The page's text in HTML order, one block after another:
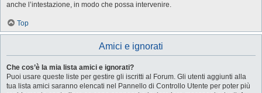
anche l’intestazione, in modo che possa intervenire.
Top
Amici e ignorati
Che cos’è la mia lista amici e ignorati?
Puoi usare queste liste per gestire gli iscritti al Forum. Gli utenti aggiunti alla
tua lista amici saranno elencati nel Pannello di Controllo Utente per poter più